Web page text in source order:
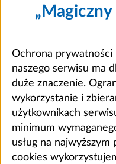
Ochrona prywatności
naszego serwisu ma
duże znaczenie.
wykorzystanie i
użytkownikach
minimum
usług na najwyższym
cookies